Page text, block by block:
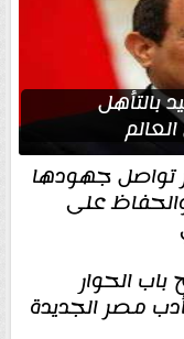
بالتأهل
تواصل جهودها
على
الحوار
مصر الجديدة